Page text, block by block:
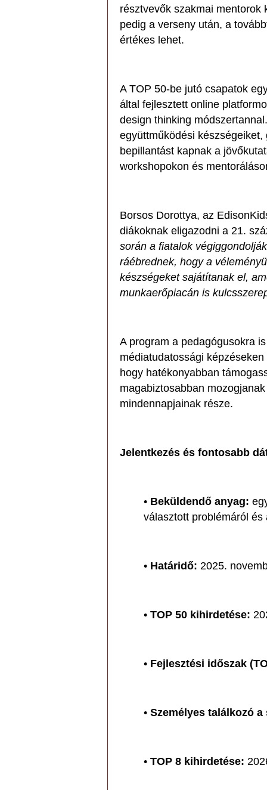
résztvevők szakmai mentorok
pedig a verseny után, a
értékes lehet.
A TOP 50-be jutó csapatok
által fejlesztett online
design thinking
együttműködési
bepillantást kapnak a
workshopokon és
Borsos Dorottya, az
diákoknak eligazodni a 21.
során a fiatalok
ráébrednek, hogy a
készségeket sajátítanak el,
munkaerőpiacán is
A program a pedagógusokra
médiatudatossági
hogy hatékonyabban
magabiztosabban
mindennapjainak része.
Jelentkezés és fontosabb
• Beküldendő anyag:
választott problémáról
• Határidő: 2025.
• TOP 50 kihirdetése:
• Fejlesztési időszak
• Személyes találkozó
• TOP 8 kihirdetése: